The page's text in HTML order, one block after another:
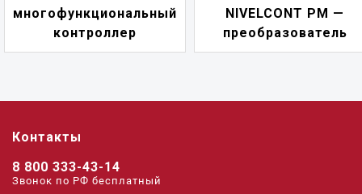
NIVELCONT PM —
преобразователь
переключатель
Контакты
8 800 333-43-14
Звонок по РФ беcплатный